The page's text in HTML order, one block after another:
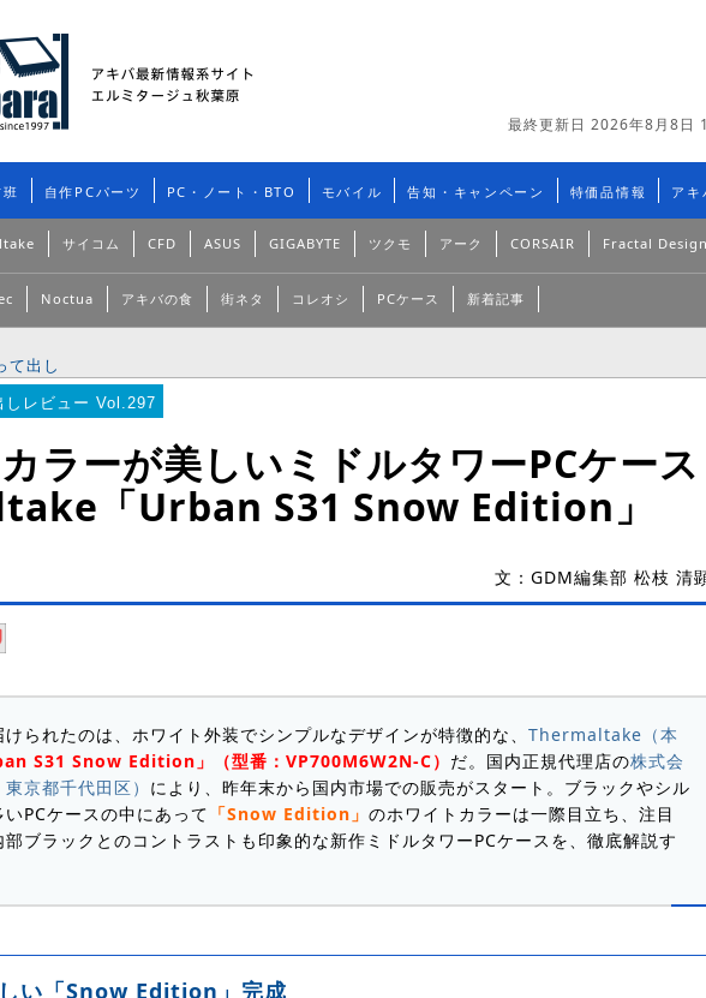
最終更新日 2026年8月8日
自作PCパーツ PC・ノート・BTO モバイル 告知・キャンペーン 特価品情報 アキ
サイコム CFD ASUS GIGABYTE ツクモ アーク CORSAIR Fractal
Noctua アキバの食 街ネタ コレオシ PCケース 新着記事
て出し
しレビュー Vol.297
ラーが美しいミドルタワーPCケース
「Urban S31 Snow Edition」
文：GDM編集部 松枝 清
られたのは、ホワイト外装でシンプルなデザインが特徴的な、 Thermaltake（本
S31 Snow Edition」（型番：VP700M6W2N-C） だ。国内正規代理店の株式会
京都千代田区） により、昨年末から国内市場での販売がスタート。ブラックやシル
PCケースの中にあって 「Snow Edition」 のホワイトカラーは一際目立ち、注目
ブラックとのコントラストも印象的な新作ミドルタワーPCケースを、徹底解説す
い「Snow Edition」完成